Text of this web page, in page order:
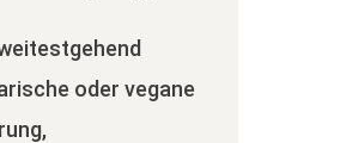
oder vegane